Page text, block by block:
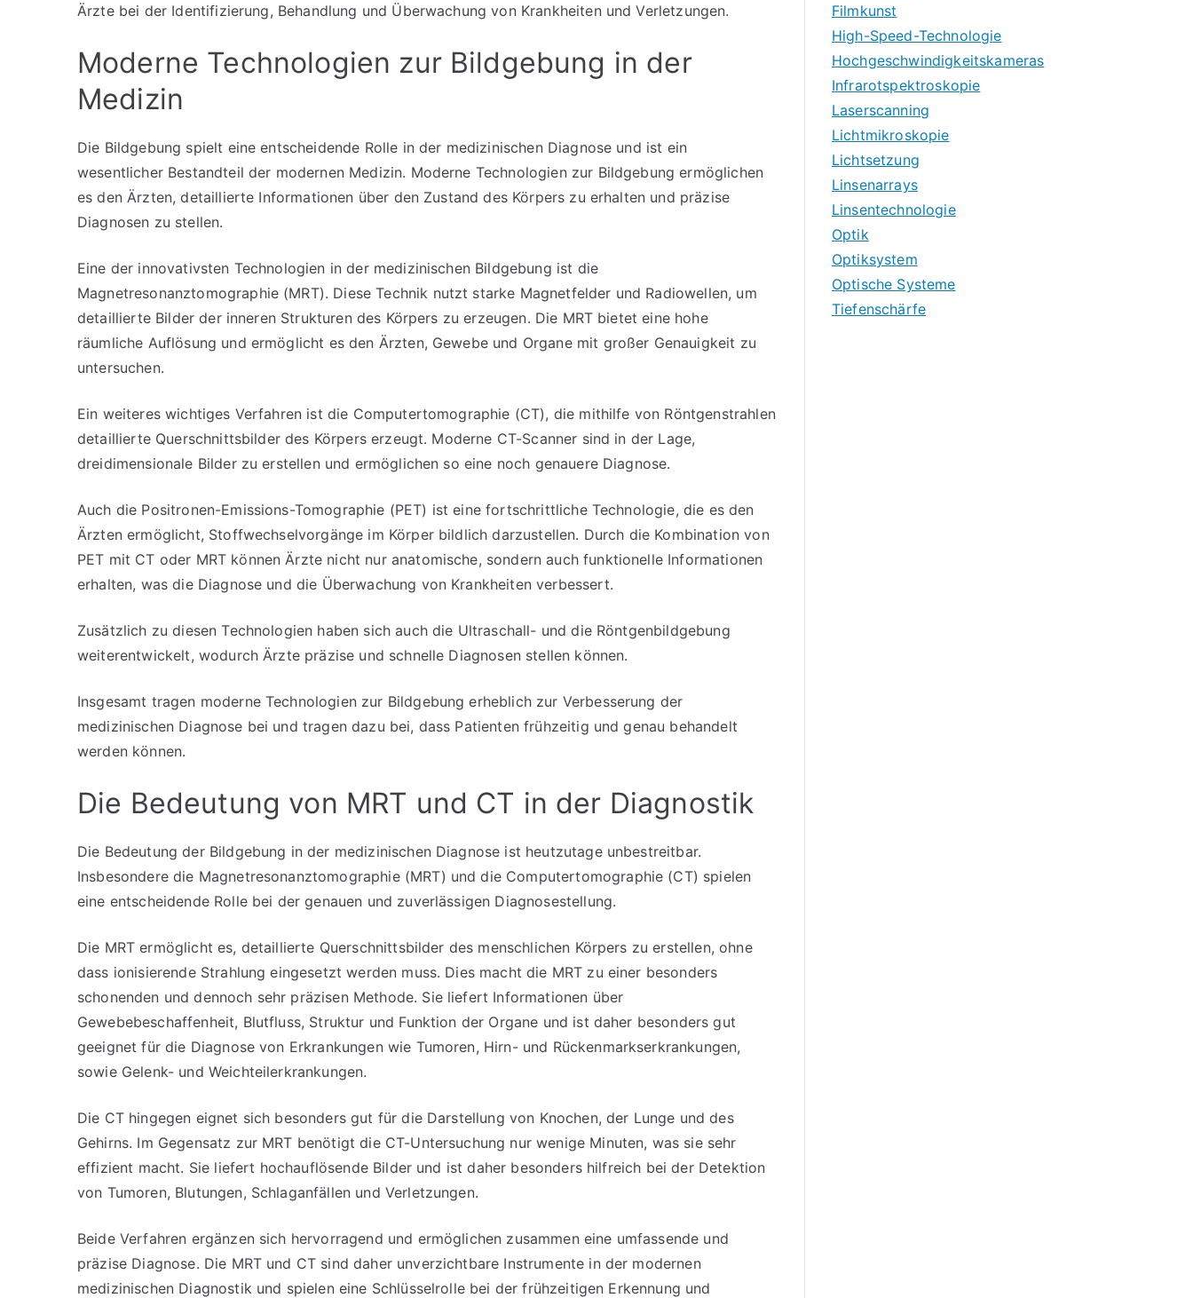
Ärzte bei der Identifizierung, Behandlung und Überwachung von Krankheiten und Verletzungen.
Moderne Technologien zur Bildgebung in der
Medizin
Die Bildgebung spielt eine entscheidende Rolle in der medizinischen Diagnose und ist ein
wesentlicher Bestandteil der modernen Medizin. Moderne Technologien zur Bildgebung ermöglichen
es den Ärzten, detaillierte Informationen über den Zustand des Körpers zu erhalten und präzise
Diagnosen zu stellen.
Eine der innovativsten Technologien in der medizinischen Bildgebung ist die
Magnetresonanztomographie (MRT). Diese Technik nutzt starke Magnetfelder und Radiowellen, um
detaillierte Bilder der inneren Strukturen des Körpers zu erzeugen. Die MRT bietet eine hohe
räumliche Auflösung und ermöglicht es den Ärzten, Gewebe und Organe mit großer Genauigkeit zu
untersuchen.
Ein weiteres wichtiges Verfahren ist die Computertomographie (CT), die mithilfe von Röntgenstrahlen
detaillierte Querschnittsbilder des Körpers erzeugt. Moderne CT-Scanner sind in der Lage,
dreidimensionale Bilder zu erstellen und ermöglichen so eine noch genauere Diagnose.
Auch die Positronen-Emissions-Tomographie (PET) ist eine fortschrittliche Technologie, die es den
Ärzten ermöglicht, Stoffwechselvorgänge im Körper bildlich darzustellen. Durch die Kombination von
PET mit CT oder MRT können Ärzte nicht nur anatomische, sondern auch funktionelle Informationen
erhalten, was die Diagnose und die Überwachung von Krankheiten verbessert.
Zusätzlich zu diesen Technologien haben sich auch die Ultraschall- und die Röntgenbildgebung
weiterentwickelt, wodurch Ärzte präzise und schnelle Diagnosen stellen können.
Insgesamt tragen moderne Technologien zur Bildgebung erheblich zur Verbesserung der
medizinischen Diagnose bei und tragen dazu bei, dass Patienten frühzeitig und genau behandelt
werden können.
Die Bedeutung von MRT und CT in der Diagnostik
Die Bedeutung der Bildgebung in der medizinischen Diagnose ist heutzutage unbestreitbar.
Insbesondere die Magnetresonanztomographie (MRT) und die Computertomographie (CT) spielen
eine entscheidende Rolle bei der genauen und zuverlässigen Diagnosestellung.
Die MRT ermöglicht es, detaillierte Querschnittsbilder des menschlichen Körpers zu erstellen, ohne
dass ionisierende Strahlung eingesetzt werden muss. Dies macht die MRT zu einer besonders
schonenden und dennoch sehr präzisen Methode. Sie liefert Informationen über
Gewebebeschaffenheit, Blutfluss, Struktur und Funktion der Organe und ist daher besonders gut
geeignet für die Diagnose von Erkrankungen wie Tumoren, Hirn- und Rückenmarkserkrankungen,
sowie Gelenk- und Weichteilerkrankungen.
Die CT hingegen eignet sich besonders gut für die Darstellung von Knochen, der Lunge und des
Gehirns. Im Gegensatz zur MRT benötigt die CT-Untersuchung nur wenige Minuten, was sie sehr
effizient macht. Sie liefert hochauflösende Bilder und ist daher besonders hilfreich bei der Detektion
von Tumoren, Blutungen, Schlaganfällen und Verletzungen.
Beide Verfahren ergänzen sich hervorragend und ermöglichen zusammen eine umfassende und
präzise Diagnose. Die MRT und CT sind daher unverzichtbare Instrumente in der modernen
medizinischen Diagnostik und spielen eine Schlüsselrolle bei der frühzeitigen Erkennung und
Filmkunst
High-Speed-Technologie
Hochgeschwindigkeitskameras
Infrarotspektroskopie
Laserscanning
Lichtmikroskopie
Lichtsetzung
Linsenarrays
Linsentechnologie
Optik
Optiksystem
Optische Systeme
Tiefenschärfe